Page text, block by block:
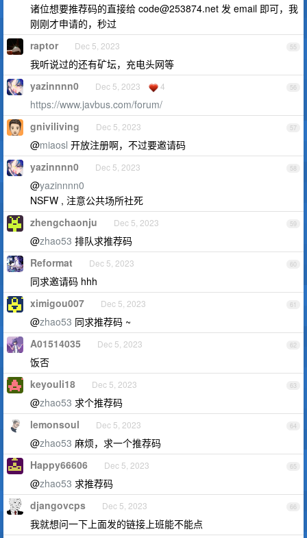
诸位想要推荐码的直接给 code@253874.net 发 email 即可，我
刚刚才申请的，秒过
55
raptor Dec 5, 2023
我听说过的还有矿坛，充电头网等
56
yazinnnn0 Dec 5, 2023 4
https://www.javbus.com/forum/
57
gniviliving Dec 5, 2023
@miaosl 开放注册啊，不过要邀请码
58
yazinnnn0 Dec 5, 2023
@yazinnnn0
NSFW , 注意公共场所社死
59
zhengchaonju Dec 5, 2023
@zhao53 排队求推荐码
60
Reformat Dec 5, 2023
同求邀请码 hhh
61
ximigou007 Dec 5, 2023
@zhao53 同求推荐码 ~
62
A01514035 Dec 5, 2023
饭否
63
keyouli18 Dec 5, 2023
@zhao53 求个推荐码
64
lemonsoul Dec 5, 2023
@zhao53 麻烦，求一个推荐码
65
Happy66606 Dec 5, 2023
@zhao53 求推荐码
66
djangovcps Dec 5, 2023
我就想问一下上面发的链接上班能不能点